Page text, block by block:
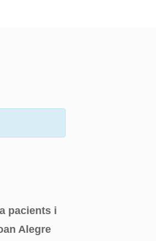
pacients i
Alegre